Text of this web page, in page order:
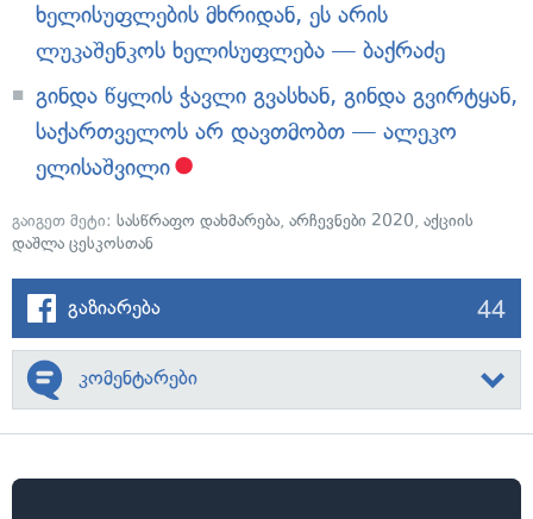
ხელისუფლების მხრიდან, ეს არის
ლუკაშენკოს ხელისუფლება — ბაქრაძე
გინდა წყლის ჭავლი გვასხან, გინდა გვირტყან,
საქართველოს არ დავთმობთ — ალეკო
ელისაშვილი
გაიგეთ მეტი: სასწრაფო დახმარება, არჩევნები 2020, აქციის
დაშლა ცესკოსთან
გაზიარება 44
კომენტარები